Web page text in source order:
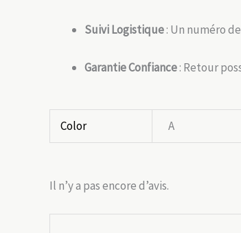
Suivi Logistique: Un numéro
Garantie Confiance: Retour
Color A
Il n’y a pas encore d’avis.